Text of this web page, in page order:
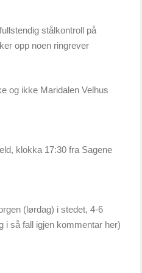
stålkontroll på
opp noen ringrever
og ikke Maridalen Velhus
klokka 17:30 fra Sagene
(lørdag) i stedet, 4-6
i så fall igjen kommentar her)